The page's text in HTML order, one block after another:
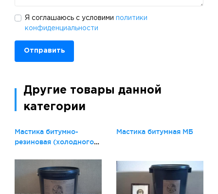
Я соглашаюсь с условими политики
конфиденциальности
Отправить
Другие товары данной
категории
Мастика битумно-
резиновая (холодного
Мастика битумная МБ